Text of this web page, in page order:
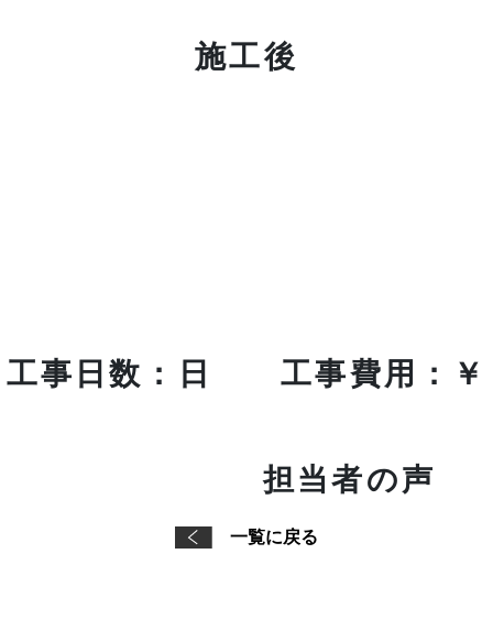
施工後
工事日数：日 工事費用：￥
担当者の声
一覧に戻る